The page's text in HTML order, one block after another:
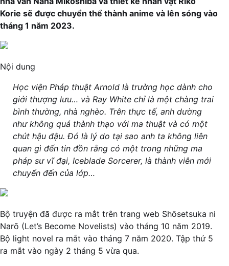
Korie sẽ được chuyển thể thành anime và lên sóng vào
tháng 1 năm 2023.
Nội dung
Học viện Pháp thuật Arnold là trường học dành cho
giới thượng lưu… và Ray White chỉ là một chàng trai
bình thường, nhà nghèo. Trên thực tế, anh dường
như không quá thành thạo với ma thuật và có một
chút hậu đậu. Đó là lý do tại sao anh ta không liên
quan gì đến tin đồn rằng có một trong những ma
pháp sư vĩ đại, Iceblade Sorcerer, là thành viên mới
chuyển đến của lớp…
Bộ truyện đã được ra mắt trên trang web Shōsetsuka ni
Narō (Let’s Become Novelists) vào tháng 10 năm 2019.
Bộ light novel ra mắt vào tháng 7 năm 2020. Tập thứ 5
ra mắt vào ngày 2 tháng 5 vừa qua.